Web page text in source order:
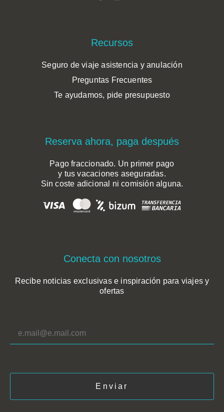
Recursos
Seguro de viaje asistencia y anulación
Preguntas Frecuentes
Te ayudamos, pide presupuesto
Reserva ahora, paga después
Pago fraccionado. Un primer pago
y tus vacaciones aseguradas.
Sin coste adicional ni comisión alguna.
Conecta con nosotros
Recibe noticias exclusivas e inspiración para viajes y
ofertas